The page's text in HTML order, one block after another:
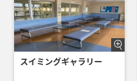
スイミングギャラリー